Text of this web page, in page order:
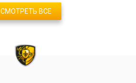
СМОТРЕТЬ ВСЕ